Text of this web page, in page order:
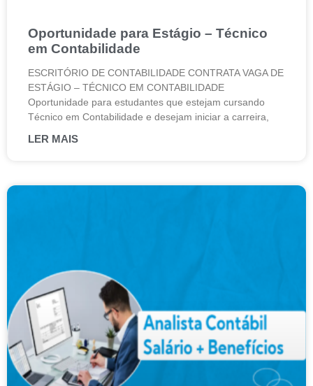
Oportunidade para Estágio – Técnico
em Contabilidade
ESCRITÓRIO DE CONTABILIDADE CONTRATA VAGA DE
ESTÁGIO – TÉCNICO EM CONTABILIDADE
Oportunidade para estudantes que estejam cursando
Técnico em Contabilidade e desejam iniciar a carreira,
LER MAIS